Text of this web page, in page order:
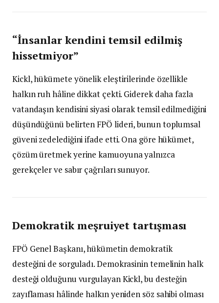
“İnsanlar kendini temsil edilmiş
hissetmiyor”
Kickl, hükümete yönelik eleştirilerinde özellikle
halkın ruh hâline dikkat çekti. Giderek daha fazla
vatandaşın kendisini siyasi olarak temsil edilmediğini
düşündüğünü belirten FPÖ lideri, bunun toplumsal
güveni zedelediğini ifade etti. Ona göre hükümet,
çözüm üretmek yerine kamuoyuna yalnızca
gerekçeler ve sabır çağrıları sunuyor.
Demokratik meşruiyet tartışması
FPÖ Genel Başkanı, hükümetin demokratik
desteğini de sorguladı. Demokrasinin temelinin halk
desteği olduğunu vurgulayan Kickl, bu desteğin
zayıflaması hâlinde halkın yeniden söz sahibi olması